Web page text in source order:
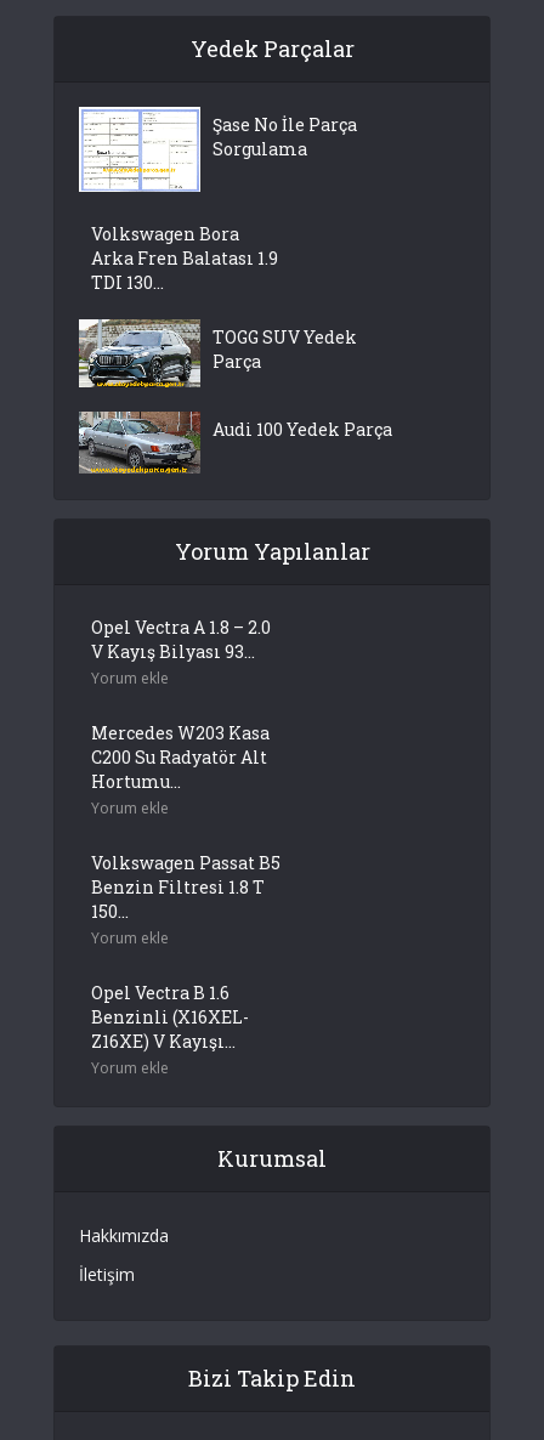
Yedek Parçalar
Şase No İle Parça
Sorgulama
Volkswagen Bora
Arka Fren Balatası 1.9
TDI 130...
TOGG SUV Yedek
Parça
Audi 100 Yedek Parça
Yorum Yapılanlar
Opel Vectra A 1.8 – 2.0
V Kayış Bilyası 93...
Yorum ekle
Mercedes W203 Kasa
C200 Su Radyatör Alt
Hortumu...
Yorum ekle
Volkswagen Passat B5
Benzin Filtresi 1.8 T
150...
Yorum ekle
Opel Vectra B 1.6
Benzinli (X16XEL-
Z16XE) V Kayışı...
Yorum ekle
Kurumsal
Hakkımızda
İletişim
Bizi Takip Edin